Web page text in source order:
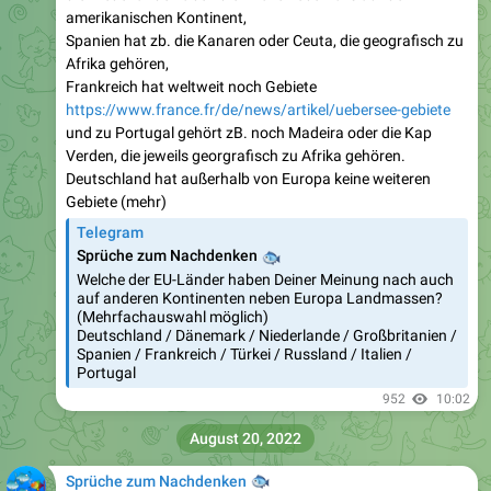
amerikanischen Kontinent,
Spanien hat zb. die Kanaren oder Ceuta, die geografisch zu
Afrika gehören,
Frankreich hat weltweit noch Gebiete
https://www.france.fr/de/news/artikel/uebersee-gebiete
und zu Portugal gehört zB. noch Madeira oder die Kap
Verden, die jeweils georgrafisch zu Afrika gehören.
Deutschland hat außerhalb von Europa keine weiteren
Gebiete (mehr)
Telegram
Sprüche zum Nachdenken
🐟
Welche der EU-Länder haben Deiner Meinung nach auch
auf anderen Kontinenten neben Europa Landmassen?
(Mehrfachauswahl möglich)
Deutschland / Dänemark / Niederlande / Großbritanien /
Spanien / Frankreich / Türkei / Russland / Italien /
Portugal
952 10:02
Sprüche zum Nachdenken
🐟
August 20, 2022